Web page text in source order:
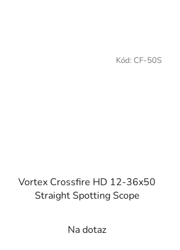
Vortex Crossfire HD 12-36x50
Straight Spotting Scope
Na dotaz
Kód: CF-50S